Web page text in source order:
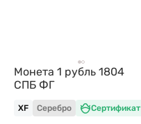
Монета 1 рубль 1804
СПБ ФГ
XF Серебро Сертификат